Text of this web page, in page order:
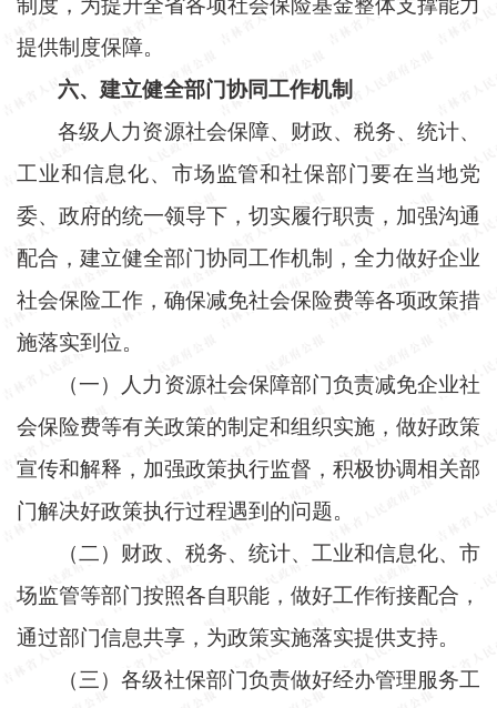
制度，为提升全省各项社会保险基金整体支撑能力
提供制度保障。
六、建立健全部门协同工作机制
各级人力资源社会保障、财政、税务、统计、
工业和信息化、市场监管和社保部门要在当地党
委、政府的统一领导下，切实履行职责，加强沟通
配合，建立健全部门协同工作机制，全力做好企业
社会保险工作，确保减免社会保险费等各项政策措
施落实到位。
（一）人力资源社会保障部门负责减免企业社
会保险费等有关政策的制定和组织实施，做好政策
宣传和解释，加强政策执行监督，积极协调相关部
门解决好政策执行过程遇到的问题。
（二）财政、税务、统计、工业和信息化、市
场监管等部门按照各自职能，做好工作衔接配合，
通过部门信息共享，为政策实施落实提供支持。
（三）各级社保部门负责做好经办管理服务工